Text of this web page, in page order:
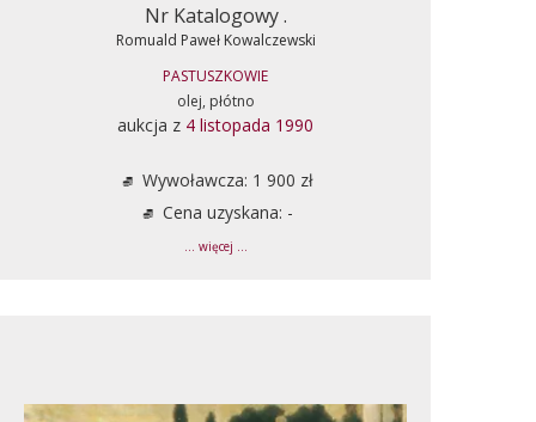
Nr Katalogowy .
Romuald Paweł Kowalczewski
PASTUSZKOWIE
olej, płótno
aukcja z 4 listopada 1990
Wywoławcza: 1 900 zł
Cena uzyskana: -
... więcej ...